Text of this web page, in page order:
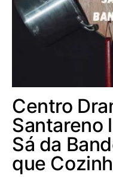
Centro
Santareno
Sá da
que